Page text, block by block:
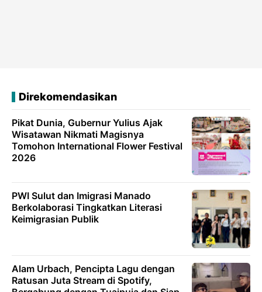
Direkomendasikan
Pikat Dunia, Gubernur Yulius Ajak
Wisatawan Nikmati Magisnya
Tomohon International Flower Festival
2026
PWI Sulut dan Imigrasi Manado
Berkolaborasi Tingkatkan Literasi
Keimigrasian Publik
Alam Urbach, Pencipta Lagu dengan
Ratusan Juta Stream di Spotify,